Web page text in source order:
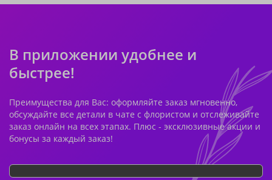
В приложении удобнее и
быстрее!
Преимущества для Вас: оформляйте заказ мгновенно,
обсуждайте все детали в чате с флористом и отслеживайте
заказ онлайн на всех этапах. Плюс - эксклюзивные акции и
бонусы за каждый заказ!